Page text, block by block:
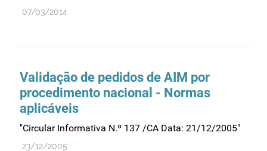
07/03/2014
Validação de pedidos de AIM por
procedimento nacional - Normas
aplicáveis
"Circular Informativa N.º 137 /CA Data: 21/12/2005"
23/12/2005